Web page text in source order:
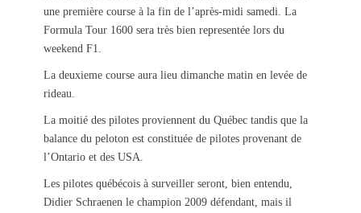
n
une première course à la fin de l’après-midi samedi. La
Formula Tour 1600 sera très bien representée lors du
weekend F1.
La deuxieme course aura lieu dimanche matin en levée de
rideau.
La moitié des pilotes proviennent du Québec tandis que la
balance du peloton est constituée de pilotes provenant de
l’Ontario et des USA.
Les pilotes québécois à surveiller seront, bien entendu,
Didier Schraenen le champion 2009 défendant, mais il